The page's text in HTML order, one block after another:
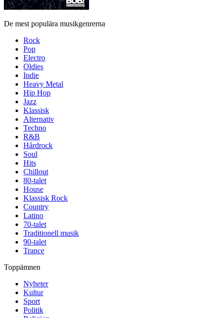
De mest populära musikgenrerna
Rock
Pop
Electro
Oldies
Indie
Heavy Metal
Hip Hop
Jazz
Klassisk
Alternativ
Techno
R&B
Hårdrock
Soul
Hits
Chillout
80-talet
House
Klassisk Rock
Country
Latino
70-talet
Traditionell musik
90-talet
Trance
Toppämnen
Nyheter
Kultur
Sport
Politik